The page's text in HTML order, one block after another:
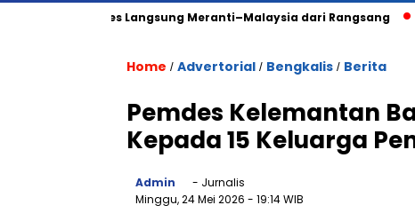
Akses Langsung Meranti–Malaysia dari Rangsang
Home / Advertorial / Bengkalis / Berita
Pemdes Kelemantan
Kepada 15 Keluarga
Admin
- Jurnalis
Minggu, 24 Mei 2026 - 19:14 WIB